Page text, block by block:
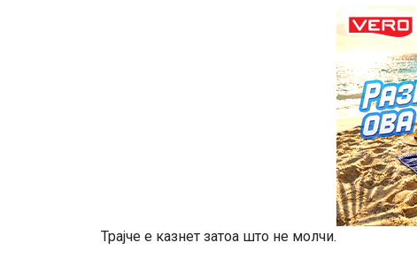
Трајче е казнет затоа што не молчи.